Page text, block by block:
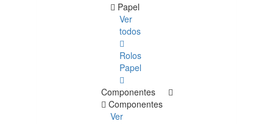
Papel
Ver
todos
Rolos
Papel
Componentes
Componentes
Ver